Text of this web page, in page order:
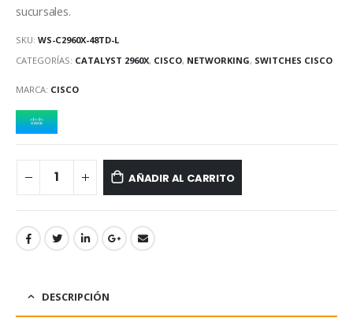
sucursales.
SKU: WS-C2960X-48TD-L
CATEGORÍAS: CATALYST 2960X, CISCO, NETWORKING, SWITCHES CISCO
MARCA: CISCO
AÑADIR AL CARRITO
DESCRIPCIÓN